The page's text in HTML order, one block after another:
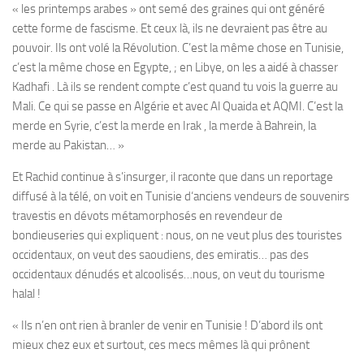
« les printemps arabes » ont semé des graines qui ont généré
cette forme de fascisme. Et ceux là, ils ne devraient pas être au
pouvoir. Ils ont volé la Révolution. C’est la même chose en Tunisie,
c’est la même chose en Egypte, ; en Libye, on les a aidé à chasser
Kadhafi . Là ils se rendent compte c’est quand tu vois la guerre au
Mali. Ce qui se passe en Algérie et avec Al Quaida et AQMI. C’est la
merde en Syrie, c’est la merde en Irak , la merde à Bahrein, la
merde au Pakistan… »
Et Rachid continue à s’insurger, il raconte que dans un reportage
diffusé à la télé, on voit en Tunisie d‘anciens vendeurs de souvenirs
travestis en dévots métamorphosés en revendeur de
bondieuseries qui expliquent : nous, on ne veut plus des touristes
occidentaux, on veut des saoudiens, des emiratis… pas des
occidentaux dénudés et alcoolisés…nous, on veut du tourisme
halal !
« Ils n’en ont rien à branler de venir en Tunisie ! D’abord ils ont
mieux chez eux et surtout, ces mecs mêmes là qui prônent